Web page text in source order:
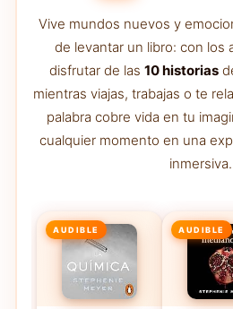
Vive mundos nuevos y
de levantar un libro: con los
disfrutar de las 10 historias
mientras viajas, trabajas o te
palabra cobre vida en tu
cualquier momento en una
inmersiva.
AUDIBLE AUDIBLE